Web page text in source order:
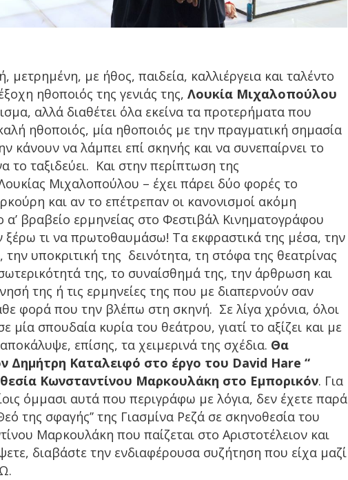
μετρημένη, με ήθος, παιδεία, καλλιέργεια και ταλέντο
ηθοποιός της γενιάς της, Λουκία Μιχαλοπούλου
αλλά διαθέτει όλα εκείνα τα προτερήματα που
ηθοποιός, μία ηθοποιός με την πραγματική σημασία
κάνουν να λάμπει επί σκηνής και να συνεπαίρνει το
το ταξιδεύει. Και στην περίπτωση της
Μιχαλοπούλου – έχει πάρει δύο φορές το
και αν το επέτρεπαν οι κανονισμοί ακόμη
α’ βραβείο ερμηνείας στο Φεστιβάλ Κινηματογράφου
ξέρω τι να πρωτοθαυμάσω! Τα εκφραστικά της μέσα, την
την υποκριτική της δεινότητα, τη στόφα της θεατρίνας
της, το συναίσθημά της, την άρθρωση και
της ή τις ερμηνείες της που με διαπερνούν σαν
φορά που την βλέπω στη σκηνή. Σε λίγα χρόνια, όλοι
μία σπουδαία κυρία του θεάτρου, γιατί το αξίζει και με
επίσης, τα χειμερινά της σχέδια. Θα
Δημήτρη Καταλειφό στο έργο του David Hare “
Κωνσταντίνου Μαρκουλάκη στο Εμπορικόν. Για
όμμασι αυτά που περιγράφω με λόγια, δεν έχετε παρά
της σφαγής’’ της Γιασμίνα Ρεζά σε σκηνοθεσία του
Μαρκουλάκη που παίζεται στο Αριστοτέλειον και
διαβάσtε την ενδιαφέρουσα συζήτηση που είχα μαζί